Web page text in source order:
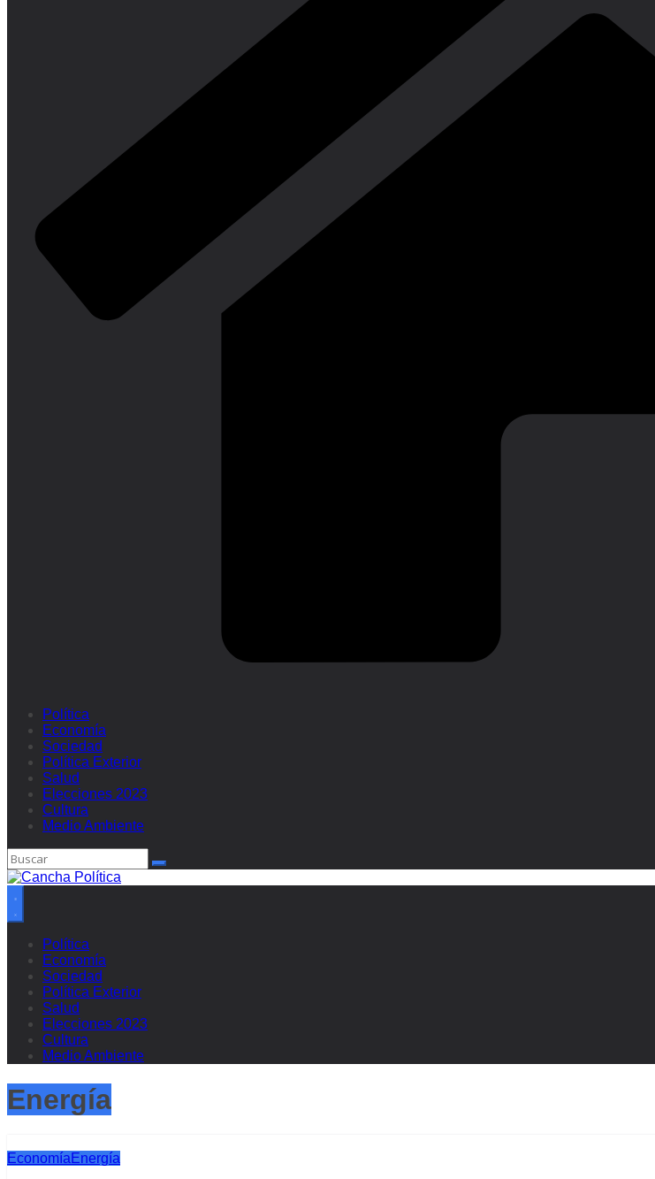
Política
Economía
Sociedad
Política Exterior
Salud
Elecciones 2023
Cultura
Medio Ambiente
Política
Economía
Sociedad
Política Exterior
Salud
Elecciones 2023
Cultura
Medio Ambiente
Energía
Economía Energía